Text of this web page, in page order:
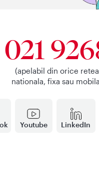
Youtube LinkedIn
021
(apelabil din orice retea
nationala, fixa sau